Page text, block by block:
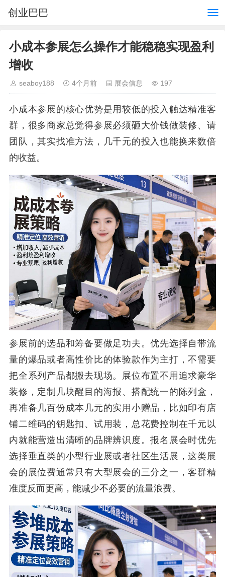
创业巴巴
小成本参展怎么操作才能稳稳实现盈利
增收
seaboy188 4个月前 展会信息 197
小成本参展的核心优势是用较低的投入触达精准客
群，很多商家总觉得参展必须砸大价钱做装修、请
团队，其实找准方法，几千元的投入也能换来数倍
的收益。
参展前的选品和筹备要做足功夫。优先选择自带流
量的爆品或者高性价比的体验款作为主打，不需要
把全系列产品都搬去现场。展位布置不用追求豪华
装修，定制几块醒目的海报、搭配统一的陈列盒，
再准备几百份成本几元的实用小赠品，比如印有店
铺二维码的钥匙扣、试用装，总花费控制在千元以
内就能营造出清晰的品牌辨识度。报名展会时优先
选择垂直类的小型行业展或者社区生活展，这类展
会的展位费通常只有大型展会的三分之一，客群精
准度反而更高，能减少不必要的流量浪费。